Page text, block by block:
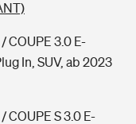
COUPE 3.0 E-
In, SUV, ab 2023
COUPE S 3.0 E-